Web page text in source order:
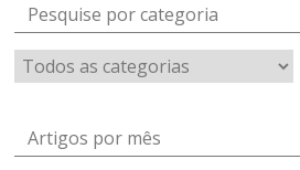
Pesquise por categoria
Artigos por mês